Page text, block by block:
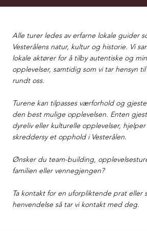
Alle turer ledes av erfarne lokale guider
Vesterålens natur, kultur og historie. Vi
lokale aktører for å tilby autentiske og
opplevelser, samtidig som vi tar hensyn
rundt oss.
Turene kan tilpasses værforhold og
den best mulige opplevelsen. Enten
dyreliv eller kulturelle opplevelser,
skreddersy et opphold i Vesterålen.
Ønsker du team-building,
familien eller vennegjengen?
Ta kontakt for en uforpliktende prat eller
henvendelse så tar vi kontakt med deg.